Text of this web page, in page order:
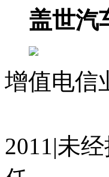
盖世汽
增值电
2011|未